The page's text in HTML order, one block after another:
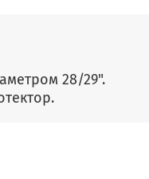
28/29".